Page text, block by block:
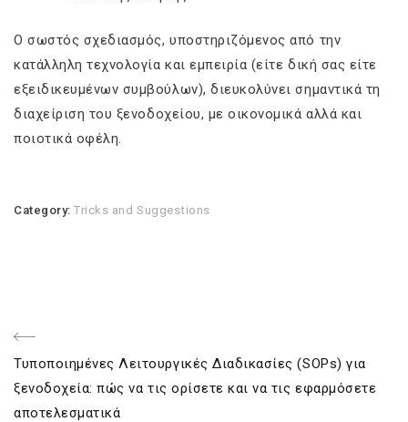
Ο σωστός σχεδιασμός, υποστηριζόμενος από την
κατάλληλη τεχνολογία και εμπειρία (είτε δική σας είτε
εξειδικευμένων συμβούλων), διευκολύνει σημαντικά τη
διαχείριση του ξενοδοχείου, με οικονομικά αλλά και
ποιοτικά οφέλη.
Category:Tricks and Suggestions
Post
navigation
Previous
Post
Τυποποιημένες Λειτουργικές Διαδικασίες (SOPs) για
ξενοδοχεία: πώς να τις ορίσετε και να τις εφαρμόσετε
αποτελεσματικά